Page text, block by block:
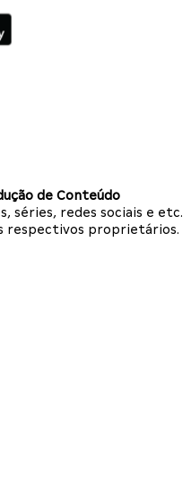
de Conteúdo
séries, redes sociais e etc.
respectivos proprietários.